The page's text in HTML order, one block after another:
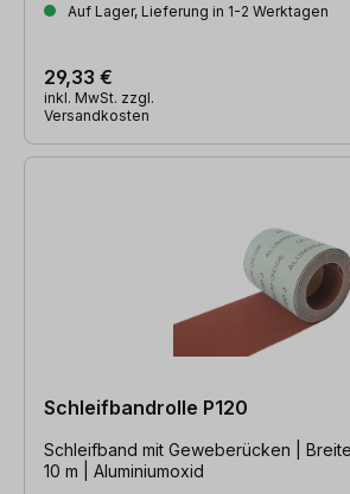
Auf Lager, Lieferung in 1-2 Werktagen
29,33 €
inkl. MwSt. zzgl.
Versandkosten
Schleifbandrolle P120
Schleifband mit Geweberücken |
10 m | Aluminiumoxid